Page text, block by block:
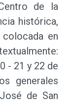
de la
histórica,
en
- 21 y 22 de
generales
de San